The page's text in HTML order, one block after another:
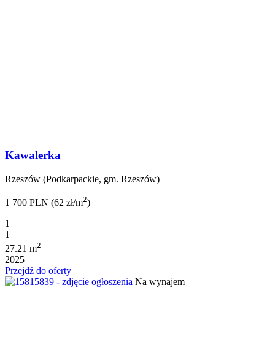
Kawalerka
Rzeszów (Podkarpackie, gm. Rzeszów)
1 700 PLN (62 zł/m2)
1
1
27.21 m2
2025
Przejdź do oferty
Na wynajem